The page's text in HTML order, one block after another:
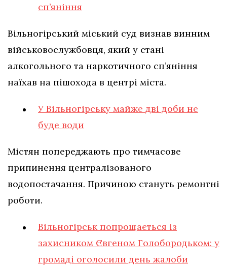
сп’яніння
Вільногірський міський суд визнав винним
військовослужбовця, який у стані
алкогольного та наркотичного сп’яніння
наїхав на пішохода в центрі міста.
У Вільногірську майже дві доби не
буде води
Містян попереджають про тимчасове
припинення централізованого
водопостачання. Причиною стануть ремонтні
роботи.
Вільногірськ попрощається із
захисником Євгеном Голобородьком: у
громаді оголосили день жалоби